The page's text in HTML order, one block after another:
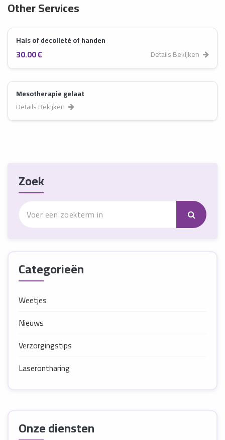
Other Services
Hals of decolleté of handen
30.00 € Details Bekijken
Mesotherapie gelaat
Details Bekijken
Zoek
Categorieën
Weetjes
Nieuws
Verzorgingstips
Laserontharing
Onze diensten